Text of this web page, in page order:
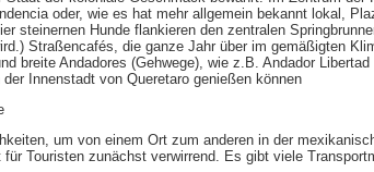
oder, wie es hat mehr allgemein bekannt lokal,
steinernen Hunde flankieren den zentralen
Straßencafés, die ganze Jahr über im gemäßigten
breite Andadores (Gehwege), wie z.B. Andador
Innenstadt von Queretaro genießen können
um von einem Ort zum anderen in der
für Touristen zunächst verwirrend. Es gibt viele